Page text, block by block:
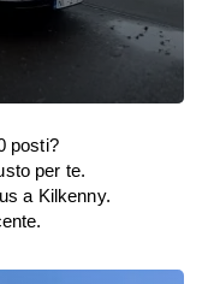
posti?
per te.
a Kilkenny.